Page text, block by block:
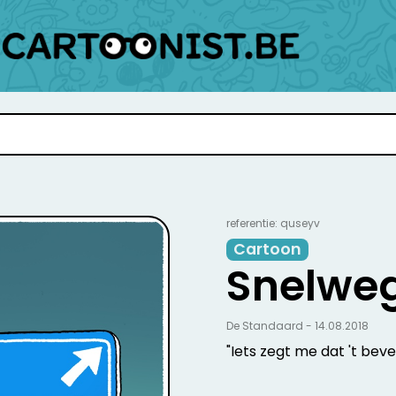
referentie: quseyv
Cartoon
"Iets zegt me dat 't
De Standaard - 14.08.2018